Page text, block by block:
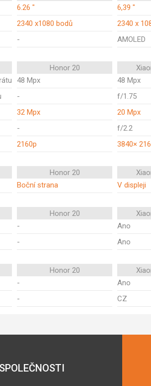
6.26 " 6,39 "
2340 x1080 bodů 2340 x
- AMOLED
Honor 20
48 Mpx 48 Mpx
- f/1.75
32 Mpx 20 Mpx
- f/2.2
2160p 3840×
Honor 20
Boční strana V displeji
Honor 20
- Ano
- Ano
Honor 20
- Ano
- CZ